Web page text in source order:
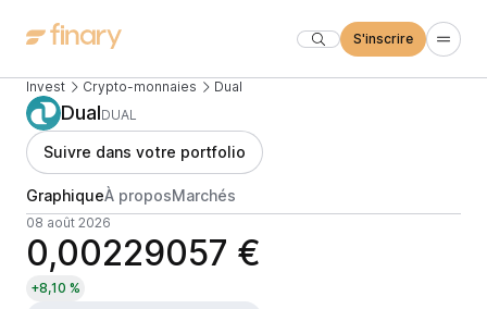
S'inscrire
Invest Crypto-monnaies Dual
DualDUAL
Suivre dans votre portfolio
GraphiqueÀ proposMarchés
08 août 2026
0,00229057 €
+8,10 %